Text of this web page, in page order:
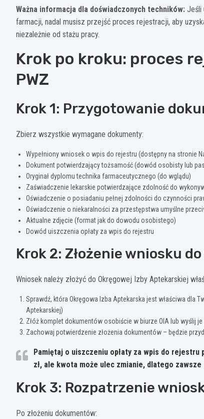
Ważna informacja dla doświadczonych techników: Jeśli
farmacji, nadal musisz przejść proces rejestracji, aby
niezależnie od stażu pracy.
Krok po kroku: proces
PWZ
Krok 1: Przygotowanie
Zbierz wszystkie wymagane dokumenty:
Wypełniony wniosek o wpis do rejestru (dostępny na stronie
Dokument potwierdzający tożsamość (dowód osobisty lub
Oryginał dyplomu technika farmaceutycznego (do wglądu)
Zaświadczenie lekarskie potwierdzające zdolność do
Oświadczenie o posiadaniu pełnej zdolności do czynności
Oświadczenie o niekaralności za przestępstwa umyślne
Aktualne zdjęcie (format jak do dowodu osobistego)
Dowód uiszczenia opłaty za wpis do rejestru
Krok 2: Złożenie wniosku
Wniosek należy złożyć do Okręgowej Izby Aptekarskiej
Sprawdź, która Okręgowa Izba Aptekarska jest właściwa dla
Aptekarskiej)
Złóż komplet dokumentów osobiście w biurze OIA lub wyślij
Zachowaj potwierdzenie złożenia dokumentów – będzie
Pamiętaj o uiszczeniu opłaty za wpis do rejestru
zł, ale kwota może ulec zmianie, dlatego
Krok 3: Rozpatrzenie
Po złożeniu dokumentów: